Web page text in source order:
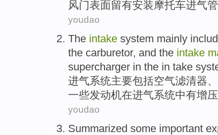
风门表面留有安装摩托车进气管
youdao
The intake system mainly
the carburetor, and the intake
supercharger in the in take
进气系统主要包括空气滤清器、
一些发动机在进气系统中有增
youdao
Summarized some important